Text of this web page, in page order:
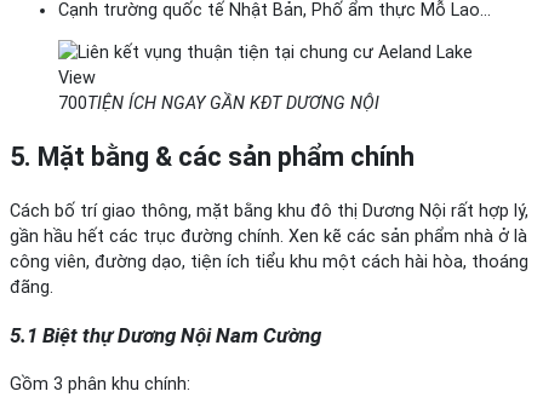
Cạnh trường quốc tế Nhật Bản, Phố ẩm thực Mỗ Lao…
700TIỆN ÍCH NGAY GẦN KĐT DƯƠNG NỘI
5. Mặt bằng & các sản phẩm chính
Cách bố trí giao thông, mặt bằng khu đô thị Dương Nội rất hợp lý,
gần hầu hết các trục đường chính. Xen kẽ các sản phẩm nhà ở là
công viên, đường dạo, tiện ích tiểu khu một cách hài hòa, thoáng
đãng.
5.1 Biệt thự Dương Nội Nam Cường
Gồm 3 phân khu chính: